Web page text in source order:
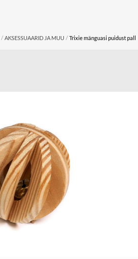
/ AKSESSUAARID JA MUU / Trixie mänguasi puidust pall